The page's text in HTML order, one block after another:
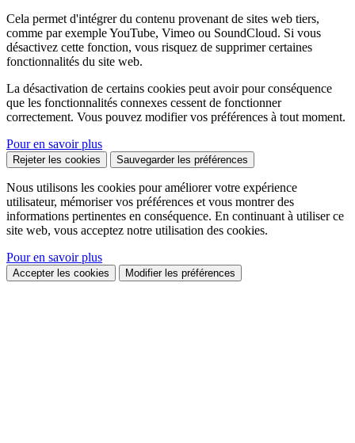
Cela permet d'intégrer du contenu provenant de sites web tiers,
comme par exemple YouTube, Vimeo ou SoundCloud. Si vous
désactivez cette fonction, vous risquez de supprimer certaines
fonctionnalités du site web.
La désactivation de certains cookies peut avoir pour conséquence
que les fonctionnalités connexes cessent de fonctionner
correctement. Vous pouvez modifier vos préférences à tout moment.
Pour en savoir plus
Rejeter les cookies Sauvegarder les préférences
Nous utilisons les cookies pour améliorer votre expérience
utilisateur, mémoriser vos préférences et vous montrer des
informations pertinentes en conséquence. En continuant à utiliser ce
site web, vous acceptez notre utilisation des cookies.
Pour en savoir plus
Accepter les cookies Modifier les préférences